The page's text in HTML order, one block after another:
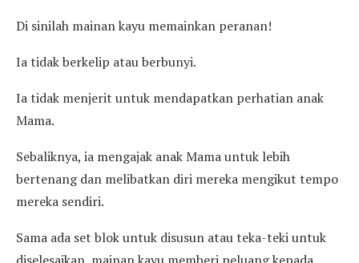
Di sinilah mainan kayu memainkan peranan!
Ia tidak berkelip atau berbunyi.
Ia tidak menjerit untuk mendapatkan perhatian anak
Mama.
Sebaliknya, ia mengajak anak Mama untuk lebih
bertenang dan melibatkan diri mereka mengikut tempo
mereka sendiri.
Sama ada set blok untuk disusun atau teka-teki untuk